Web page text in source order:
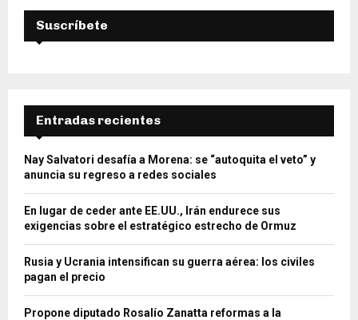
Suscríbete
Entradas recientes
Nay Salvatori desafía a Morena: se “autoquita el veto” y
anuncia su regreso a redes sociales
En lugar de ceder ante EE.UU., Irán endurece sus
exigencias sobre el estratégico estrecho de Ormuz
Rusia y Ucrania intensifican su guerra aérea: los civiles
pagan el precio
Propone diputado Rosalío Zanatta reformas a la